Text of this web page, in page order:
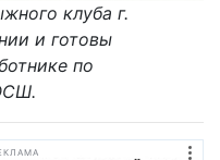
клуба г.
и готовы
по